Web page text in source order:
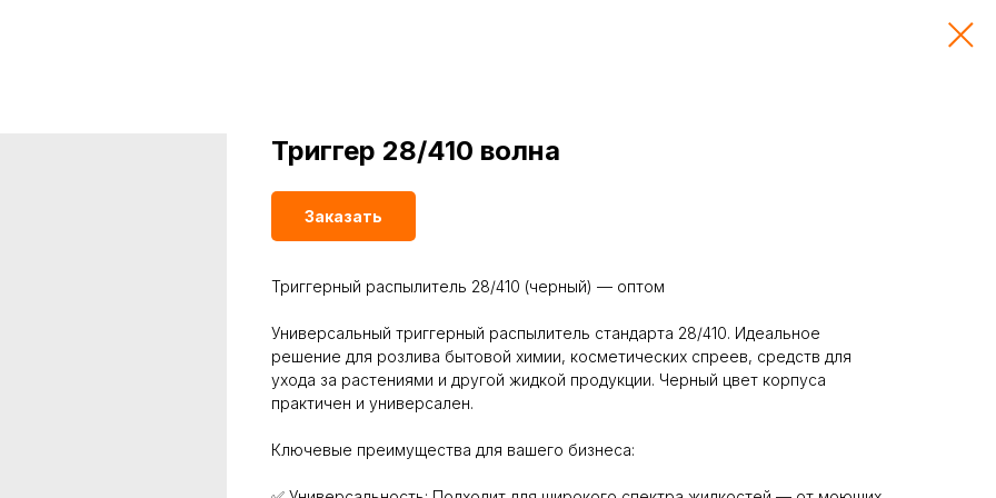
Триггер 28/410 волна
Заказать
Триггерный распылитель 28/410 (черный) — оптом
Универсальный триггерный распылитель стандарта 28/410. Идеальное
решение для розлива бытовой химии, косметических спреев, средств для
ухода за растениями и другой жидкой продукции. Черный цвет корпуса
практичен и универсален.
Ключевые преимущества для вашего бизнеса: